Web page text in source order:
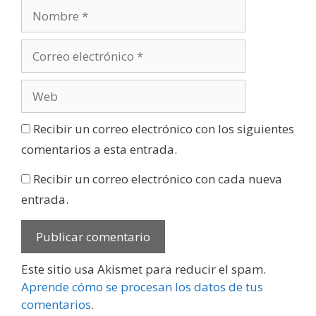
Recibir un correo electrónico con los siguientes
comentarios a esta entrada.
Recibir un correo electrónico con cada nueva
entrada.
Este sitio usa Akismet para reducir el spam.
Aprende cómo se procesan los datos de tus
comentarios.